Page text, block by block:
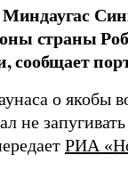
страны
сообщает
о якобы
не
РИА